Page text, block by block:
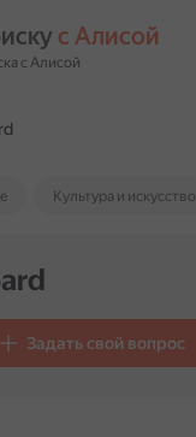
с Алисой
с Алисой
Культура и искусство
Задать свой вопрос